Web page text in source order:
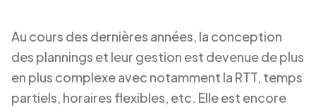
Au cours des dernières années, la conception
des plannings et leur gestion est devenue de plus
en plus complexe avec notamment la RTT, temps
partiels, horaires flexibles, etc. Elle est encore